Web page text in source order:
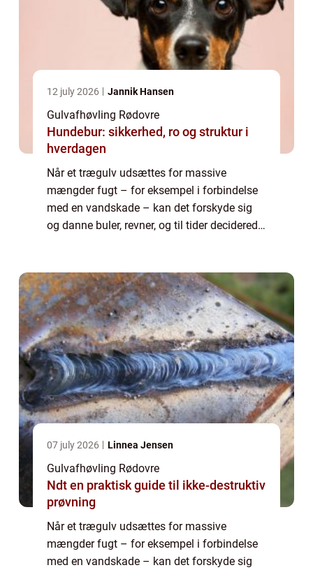
12 july 2026 Jannik Hansen
Gulvafhøvling Rødovre
Hundebur: sikkerhed, ro og struktur i
hverdagen
Når et trægulv udsættes for massive
mængder fugt – for eksempel i forbindelse
med en vandskade – kan det forskyde sig
og danne buler, revner, og til tider deciderede
07 july 2026 Linnea Jensen
Gulvafhøvling Rødovre
Ndt en praktisk guide til ikke-destruktiv
prøvning
Når et trægulv udsættes for massive
mængder fugt – for eksempel i forbindelse
med en vandskade – kan det forskyde sig